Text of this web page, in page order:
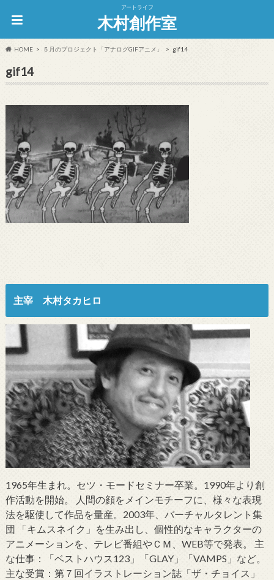
アートライフ
木村創作室
HOME ５月のプロジェクト「アナログGIFアニメ」 gif14
gif14
主宰 木村タカヒロ
1965年生まれ。セツ・モードセミナー卒業。1990年より創
作活動を開始。 人間の顔をメインモチーフに、様々な表現
法を駆使して作品を量産。2003年、バーチャルタレント集
団 「キムスネイク」を生み出し、個性的なキャラクターの
アニメーションを、テレビ番組やＣＭ、WEB等で発表。 主
な仕事：「ベストハウス123」「GLAY」「VAMPS」など。
主な受賞：第７回イラストレーション誌「ザ・チョイス」